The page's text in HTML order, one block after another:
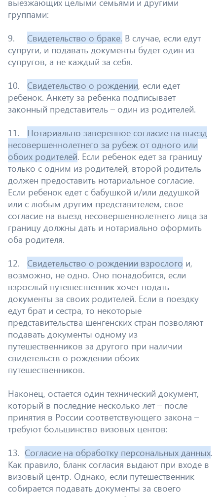
группами:
9. Свидетельство о браке. В случае, если едут
супруги, и подавать документы будет один из
супругов, а не каждый за себя.
10. Свидетельство о рождении, если едет
ребенок. Анкету за ребенка подписывает
законный представитель – один из родителей.
11. Нотариально заверенное согласие на выезд
несовершеннолетнего за рубеж от одного или
обоих родителей. Если ребенок едет за границу
только с одним из родителей, второй родитель
должен предоставить нотариальное согласие.
Если ребенок едет с бабушкой и/или дедушкой
или с любым другим представителем, свое
согласие на выезд несовершеннолетнего лица за
границу должны дать и нотариально оформить
оба родителя.
12. Свидетельство о рождении взрослого и,
возможно, не одно. Оно понадобится, если
взрослый путешественник хочет подать
документы за своих родителей. Если в поездку
едут брат и сестра, то некоторые
представительства шенгенских стран позволяют
подавать документы одному из
путешественников за другого при наличии
свидетельств о рождении обоих
путешественников.
Наконец, остается один технический документ,
который в последние несколько лет – после
принятия в России соответствующего закона –
требуют большинство визовых центов:
13. Согласие на обработку персональных данных.
Как правило, бланк согласия выдают при входе в
визовый центр. Однако, если путешественник
собирается подавать документы за своего